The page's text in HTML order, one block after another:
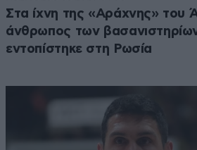
Στα ίχνη της «Αράχνης» του
άνθρωπος των
εντοπίστηκε στη Ρωσία